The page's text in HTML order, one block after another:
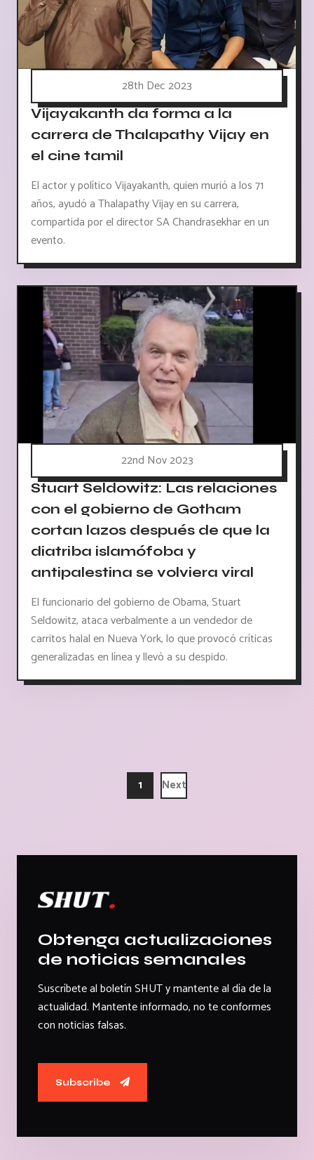
28th Dec 2023
Vijayakanth da forma a la
carrera de Thalapathy Vijay en
el cine tamil
El actor y político Vijayakanth, quien murió a los 71
años, ayudó a Thalapathy Vijay en su carrera,
compartida por el director SA Chandrasekhar en un
evento.
22nd Nov 2023
Stuart Seldowitz: Las relaciones
con el gobierno de Gotham
cortan lazos después de que la
diatriba islamófoba y
antipalestina se volviera viral
El funcionario del gobierno de Obama, Stuart
Seldowitz, ataca verbalmente a un vendedor de
carritos halal en Nueva York, lo que provocó críticas
generalizadas en línea y llevó a su despido.
1 Next
Obtenga actualizaciones
de noticias semanales
Suscríbete al boletín SHUT y mantente al día de la
actualidad. Mantente informado, no te conformes
con noticias falsas.
Subscribe